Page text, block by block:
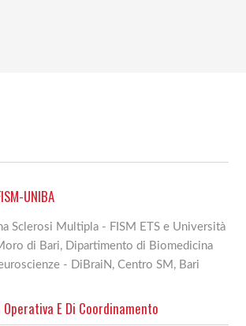
UNIBA
Sclerosi Multipla - FISM ETS e Università
di Bari, Dipartimento di Biomedicina
- DiBraiN, Centro SM, Bari
E Di Coordinamento